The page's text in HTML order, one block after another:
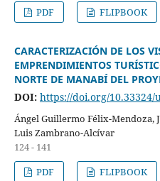
PDF
FLIPBOOK
CARACTERIZACIÓN DE LOS
EMPRENDIMIENTOS
NORTE DE MANABÍ DEL
DOI: https://doi.org/10.33324/
Ángel Guillermo Félix-Mendoza,
Luis Zambrano-Alcívar
124 - 141
PDF
FLIPBOOK